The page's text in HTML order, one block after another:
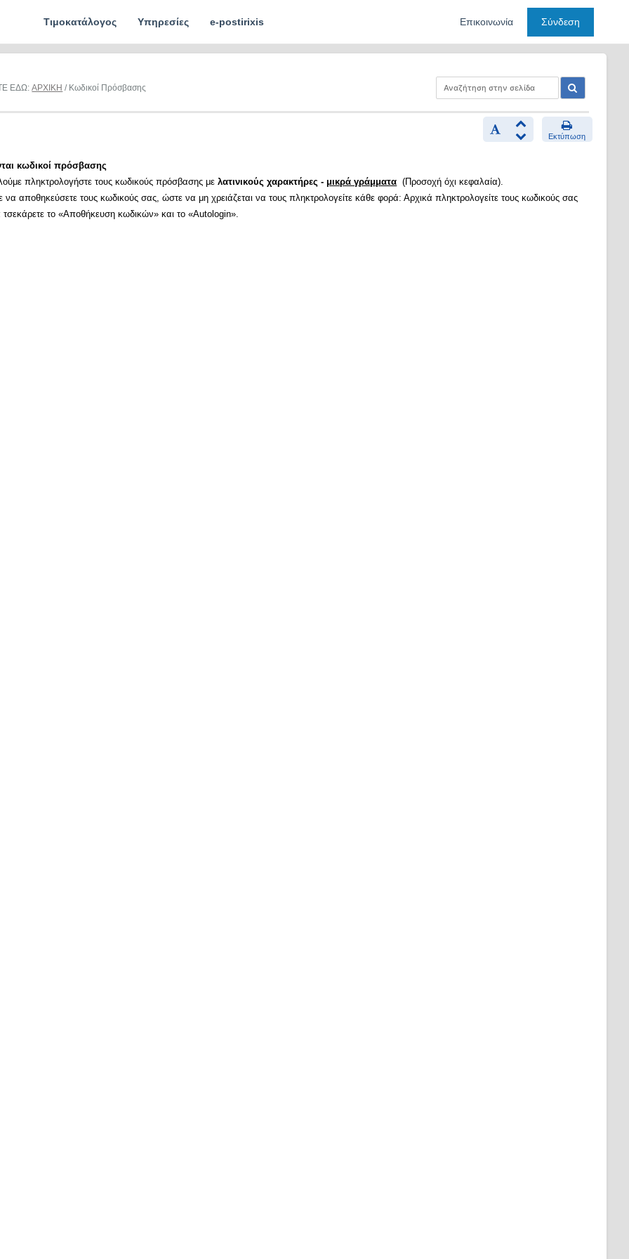
Τιμοκατάλογος Υπηρεσίες e-postirixis Επικοινωνία Σύνδεση
ΕΔΩ:ΑΡΧΙΚΗ / Κωδικοί Πρόσβασης
Εκτύπωση
κωδικοί πρόσβασης
πληκτρολογήστε τους κωδικούς πρόσβασης μελατινικούς χαρακτήρες - μικρά γράμματα (Προσοχή όχι κεφαλαία).
να αποθηκεύσετε τους κωδικούς σας, ώστε να μη χρειάζεται να τους πληκτρολογείτε κάθε φορά: Αρχικά πληκτρολογείτε τους κωδικούς σας
τσεκάρετε το «Αποθήκευση κωδικών» και το «Autologin».